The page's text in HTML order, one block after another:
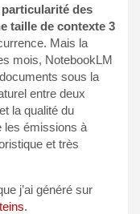
particularité des
taille de contexte 3
Mais la
mois, NotebookLM
sous la
entre deux
la qualité du
les émissions à
et très
j’ai généré sur
.